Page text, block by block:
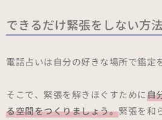
できるだけ緊張をしない方法
電話占いは自分の好きな場所で鑑定
そこで、緊張を解きほぐすために自
る空間をつくりましょう。緊張を和